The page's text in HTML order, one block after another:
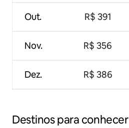
Out.
Nov.
Dez.
R$ 391
R$ 356
R$ 386
Destinos para conhecer